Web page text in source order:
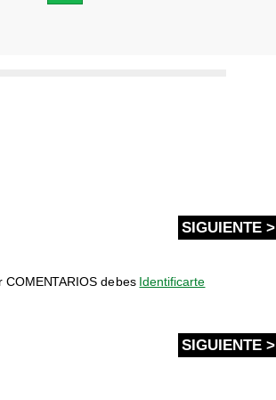
SIGUIENTE >
COMENTARIOS debes Identificarte
SIGUIENTE >